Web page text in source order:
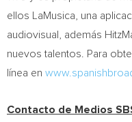
ellos LaMusica, una
audiovisual, además
nuevos talentos. Para
línea en
Contacto de Medios